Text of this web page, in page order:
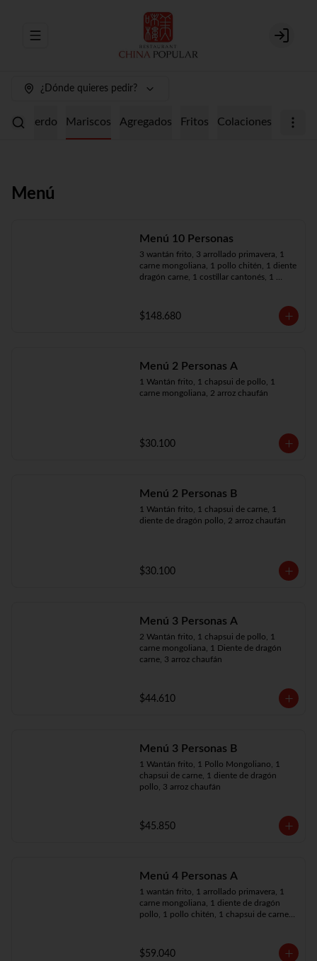
Abrir menu de navegación Login
¿Dónde quieres pedir?
Cerdo Mariscos Agregados Fritos Colaciones
Menú
Menú 10 Personas
3 wantán frito, 3 arrollado primavera, 1
carne mongoliana, 1 pollo chitén, 1 diente
dragón carne, 1 costillar cantonés, 1
10 arroz chaufán
$148.680
Menú 2 Personas A
1 Wantán frito, 1 chapsui de pollo, 1
carne mongoliana, 2 arroz chaufán
$30.100
Menú 2 Personas B
1 Wantán frito, 1 chapsui de carne, 1
diente de dragón pollo, 2 arroz chaufán
$30.100
Menú 3 Personas A
2 Wantán frito, 1 chapsui de pollo, 1
carne mongoliana, 1 Diente de dragón
carne, 3 arroz chaufán
$44.610
Menú 3 Personas B
1 Wantán frito, 1 Pollo Mongoliano, 1
chapsui de carne, 1 diente de dragón
pollo, 3 arroz chaufán
$45.850
Menú 4 Personas A
1 wantán frito, 1 arrollado primavera, 1
carne mongoliana, 1 diente de dragón
pollo, 1 pollo chitén, 1 chapsui de carne,
$59.040